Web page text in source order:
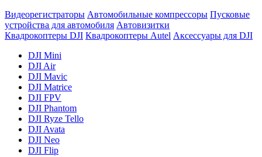
Видеорегистраторы Автомобильные компрессоры Пусковые
устройства для автомобиля Автовизитки
Квадрокоптеры DJI Квадрокоптеры Autel Аксессуары для DJI
DJI Mini
DJI Air
DJI Mavic
DJI Matrice
DJI FPV
DJI Phantom
DJI Ryze Tello
DJI Avata
DJI Neo
DJI Flip